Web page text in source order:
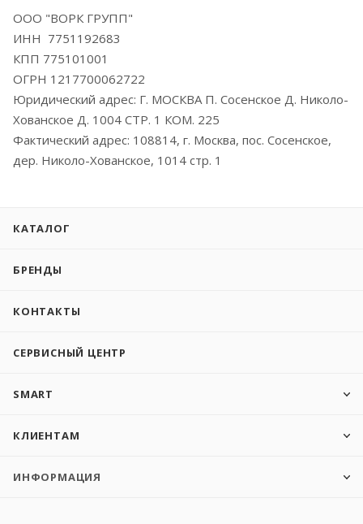
ООО "ВОРК ГРУПП"
ИНН 7751192683
КПП 775101001
ОГРН 1217700062722
Юридический адрес: Г. МОСКВА П. Сосенское Д. Николо-
Хованское Д. 1004 СТР. 1 КОМ. 225
Фактический адрес: 108814, г. Москва, пос. Сосенское,
дер. Николо-Хованское, 1014 стр. 1
КАТАЛОГ
БРЕНДЫ
КОНТАКТЫ
СЕРВИСНЫЙ ЦЕНТР
SMART
КЛИЕНТАМ
ИНФОРМАЦИЯ